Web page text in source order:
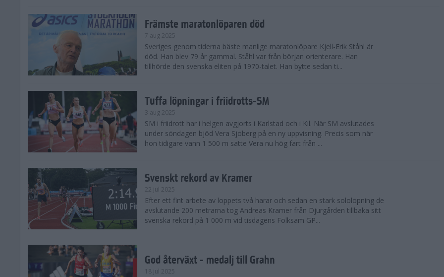
Främste maratonlöparen död
7 aug 2025
Sveriges genom tiderna bäste manlige maratonlöpare Kjell-Erik Ståhl är
död. Han blev 79 år gammal. Ståhl var från början orienterare. Han
tillhörde den svenska eliten på 1970-talet. Han bytte sedan ti...
Tuffa löpningar i friidrotts-SM
3 aug 2025
SM i friidrott har i helgen avgjorts i Karlstad och i Kil. När SM avslutades
under söndagen bjöd Vera Sjöberg på en ny uppvisning. Precis som när
hon tidigare vann 1 500 m satte Vera nu hög fart från ...
Svenskt rekord av Kramer
22 jul 2025
Efter ett fint arbete av loppets två harar och sedan en stark sololöpning de
avslutande 200 metrarna tog Andreas Kramer från Djurgården tillbaka sitt
svenska rekord på 1 000 m vid tisdagens Folksam GP...
God återväxt - medalj till Grahn
18 jul 2025